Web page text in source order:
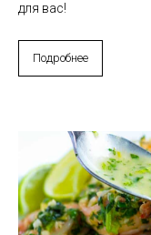
для вас!
Подробнее